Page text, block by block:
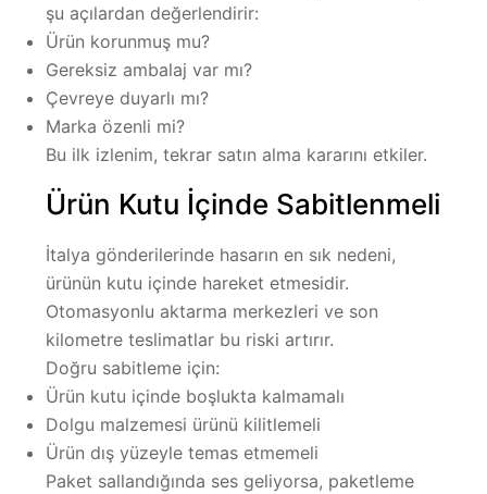
şu açılardan değerlendirir:
Ürün korunmuş mu?
Gereksiz ambalaj var mı?
Çevreye duyarlı mı?
Marka özenli mi?
Bu ilk izlenim, tekrar satın alma kararını etkiler.
Ürün Kutu İçinde Sabitlenmeli
İtalya gönderilerinde hasarın en sık nedeni,
ürünün kutu içinde hareket etmesidir.
Otomasyonlu aktarma merkezleri ve son
kilometre teslimatlar bu riski artırır.
Doğru sabitleme için:
Ürün kutu içinde boşlukta kalmamalı
Dolgu malzemesi ürünü kilitlemeli
Ürün dış yüzeyle temas etmemeli
Paket sallandığında ses geliyorsa, paketleme